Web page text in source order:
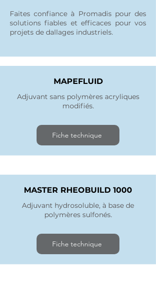
Faites confiance à Promadis pour des
solutions fiables et efficaces pour vos
projets de dallages industriels.
MAPEFLUID
Adjuvant sans polymères acryliques
modifiés.
Fiche technique
MASTER RHEOBUILD 1000
Adjuvant hydrosoluble, à base de
polymères sulfonés.
Fiche technique